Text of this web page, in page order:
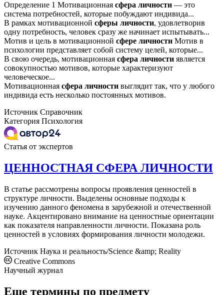
Определение 1 Мотивационная сфера личности — это
система потребностей, которые побуждают индивида...
В рамках мотивационной сферы личности, удовлетворив
одну потребность, человек сразу же начинает испытывать...
Мотив и цель в мотивационной сфере личности Мотив в
психологии представляет собой систему целей, которые...
В свою очередь, мотивационная сфера личности является
совокупностью мотивов, которые характеризуют
человеческое...
Мотивационная сфера личности выглядит так, что у любого
индивида есть несколько постоянных мотивов.
Источник Справочник
Категория Психология
Статья от экспертов
ЦЕННОСТНАЯ СФЕРА ЛИЧНОСТИ
В статье рассмотрены вопросы проявления ценностей в
структуре личности. Выделены основные подходы к
изучению данного феномена в зарубежной и отечественной
науке. Акцентировано внимание на ценностные ориентации
как показателя направленности личности. Показана роль
ценностей в условиях формирования личности молодежи.
Источник Наука и реальность/Science &amp; Reality
Creative Commons
Научный журнал
Еще термины по предмету